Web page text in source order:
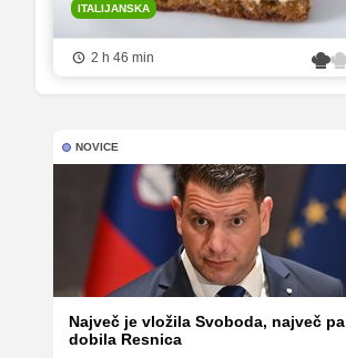
ITALIJANSKA
2 h 46 min
NOVICE
Največ je vložila Svoboda, največ pa
dobila Resnica